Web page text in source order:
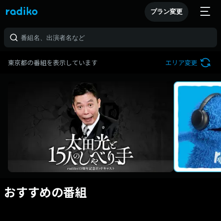
プラン変更
東京都の番組を表示しています エリア変更
おすすめの番組